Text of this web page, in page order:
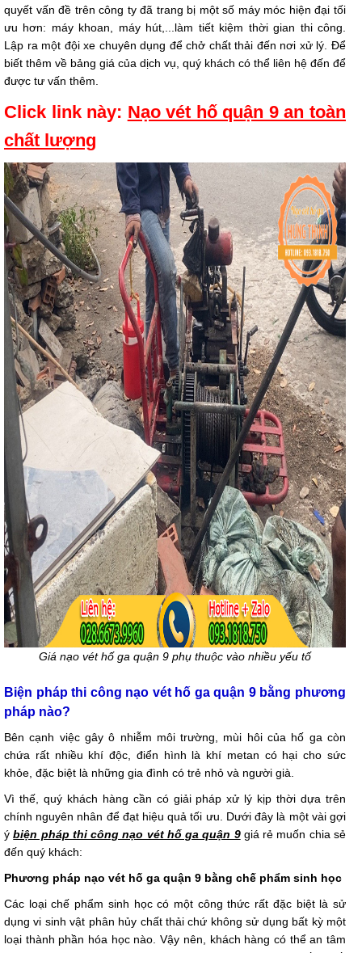
quyết vấn đề trên công ty đã trang bị một số máy móc hiện đại tối
ưu hơn: máy khoan, máy hút,...làm tiết kiệm thời gian thi công.
Lập ra một đội xe chuyên dụng để chở chất thải đến nơi xử lý. Để
biết thêm về bảng giá của dịch vụ, quý khách có thể liên hệ đến để
được tư vấn thêm.
Click link này: Nạo vét hố quận 9 an toàn
chất lượng
Giá nạo vét hố ga quận 9 phụ thuộc vào nhiều yếu tố
Biện pháp thi công nạo vét hố ga quận 9 bằng phương
pháp nào?
Bên cạnh việc gây ô nhiễm môi trường, mùi hôi của hố ga còn
chứa rất nhiều khí độc, điển hình là khí metan có hại cho sức
khỏe, đặc biệt là những gia đình có trẻ nhỏ và người già.
Vì thế, quý khách hàng cần có giải pháp xử lý kịp thời dựa trên
chính nguyên nhân để đạt hiệu quả tối ưu. Dưới đây là một vài gợi
ýbiện pháp thi công nạo vét hố ga quận 9giá rẻ muốn chia sẻ
đến quý khách:
Phương pháp nạo vét hố ga quận 9 bằng chế phẩm sinh học
Các loại chế phẩm sinh học có một công thức rất đặc biệt là sử
dụng vi sinh vật phân hủy chất thải chứ không sử dụng bất kỳ một
loại thành phần hóa học nào. Vậy nên, khách hàng có thể an tâm